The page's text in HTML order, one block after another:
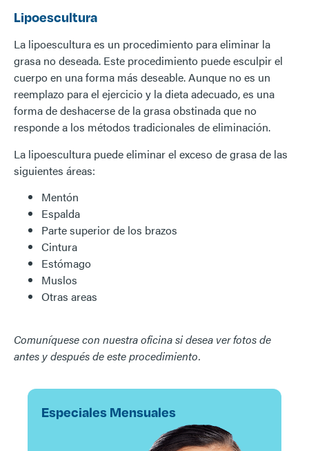
Lipoescultura
La lipoescultura es un procedimiento para eliminar la
grasa no deseada. Este procedimiento puede esculpir el
cuerpo en una forma más deseable. Aunque no es un
reemplazo para el ejercicio y la dieta adecuado, es una
forma de deshacerse de la grasa obstinada que no
responde a los métodos tradicionales de eliminación.
La lipoescultura puede eliminar el exceso de grasa de las
siguientes áreas:
Mentón
Espalda
Parte superior de los brazos
Cintura
Estómago
Muslos
Otras areas
Comuníquese con nuestra oficina si desea ver fotos de
antes y después de este procedimiento.
Especiales Mensuales